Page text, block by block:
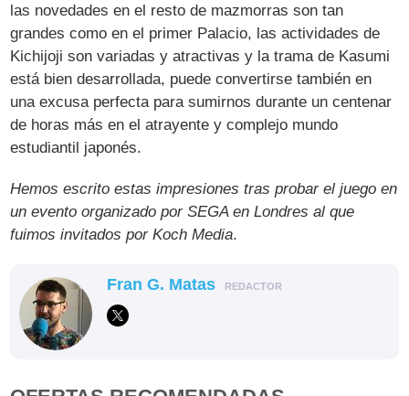
las novedades en el resto de mazmorras son tan
grandes como en el primer Palacio, las actividades de
Kichijoji son variadas y atractivas y la trama de Kasumi
está bien desarrollada, puede convertirse también en
una excusa perfecta para sumirnos durante un centenar
de horas más en el atrayente y complejo mundo
estudiantil japonés.
Hemos escrito estas impresiones tras probar el juego en
un evento organizado por SEGA en Londres al que
fuimos invitados por Koch Media.
Fran G. Matas REDACTOR